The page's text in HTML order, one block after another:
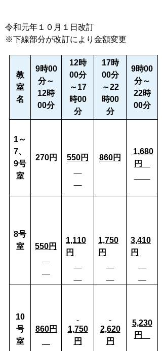
令和元年１０月１日改訂
※下線部分が改訂により金額変更
教
室
名
9時00
分～
12時
00分
12時
00分
～17
時00
分
17時
00分
～22
時00
分
9時00
分～
22時
00分
1～
7、
9号
室
270円 550円 860円
1,680
円
8号
室
550円
1,110
円
1,750
円
3,410
円
10
号
室
860円
1,750
円
2,620
円
5,230
円